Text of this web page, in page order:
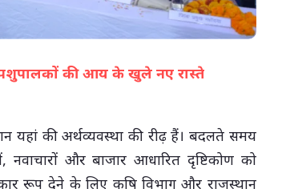
पशुपालकों की आय के खुले नए रास्ते
यहां की अर्थव्यवस्था की रीढ़ हैं। बदलते समय
और बाजार आधारित दृष्टिकोण को
रूप देने के लिए कृषि विभाग और राजस्थान